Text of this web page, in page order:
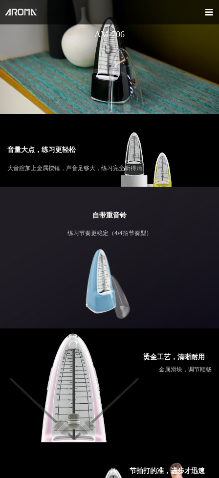
AM-706
音量大点，练习更轻松
大音腔加上金属摆锤，声音足够大，练习完全听得清。
自带重音铃
练习节奏更稳定（4/4拍节奏型）
烫金工艺，清晰耐用
金属滑块，调节顺畅
节拍打的准，进步才迅速